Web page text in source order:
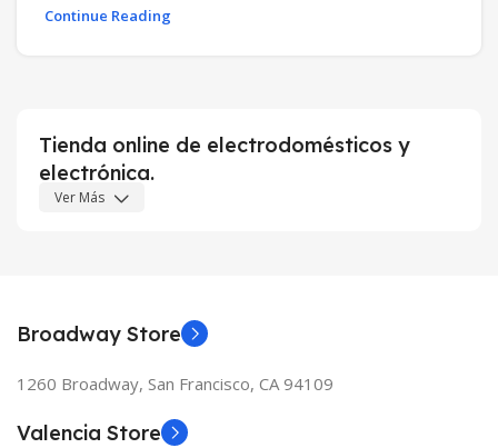
Continue Reading
Tienda online de electrodomésticos y
electrónica.
Ver Más
Broadway Store
1260 Broadway, San Francisco, CA 94109
Valencia Store